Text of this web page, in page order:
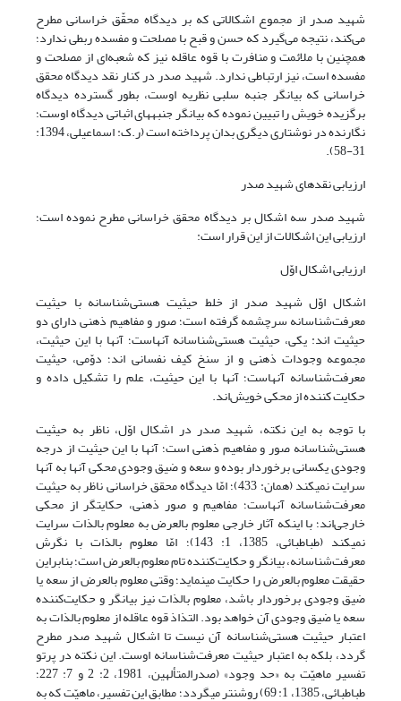
شهید صدر از مجموع اشکالاتى که بر دیدگاه محقّق خراسانی مطرح
می‌کند، نتیجه مى‌‌گیرد که حسن و قبح با مصلحت و مفسده ربطى ندارد؛
همچنین با ملائمت و منافرت با قوه عاقله نیز که شعبه‌ای از مصلحت و
مفسده است، نیز ارتباطى ندارد. شهید صدر در کنار نقد دیدگاه محقق
خراسانی که بیانگر جنبه سلبی نظریه اوست، بطور گسترده دیدگاه
برگزیده خویش را تبیین نموده که بیانگر جنبه­های اثباتی دیدگاه اوست؛
نگارنده در نوشتاری دیگری بدان پرداخته است (ر.ک: اسماعیلی، 1394:
31-58).
ارزیابی نقدهای شهید صدر
شهید صدر سه اشکال بر دیدگاه محقق خراسانی مطرح نموده است؛
ارزیابی این اشکالات از این قرار است:
ارزیابی اشکال اوّل
اشکال اوّل شهید صدر از خلط حیثیت هستی‌شناسانه با حیثیت
معرفت‌شناسانه سرچشمه گرفته است؛ صور و مفاهیم ذهنی دارای دو
حیثیت اند: یکی، حیثیت هستی‌شناسانه آنهاست؛ آنها با این حیثیت،
مجموعه وجودات ذهنی و از سنخ کیف نفسانی اند؛ دوّمی، حیثیت
معرفت‌شناسانه آنهاست؛ آنها با این حیثیت، علم را تشکیل داده و
حکایت کننده از محکی خویش‌اند.
با توجه به این نکته، شهید صدر در اشکال اوّل، ناظر به حیثیت
هستی‌شناسانه صور و مفاهیم ذهنی است؛ آنها با این حیثیت از درجه
وجودی یکسانی برخوردار بوده و سعه و ضیق وجودی محکی آنها به آنها
سرایت نمی­کند (همان: 433)؛ امّا دیدگاه محقق خراسانی ناظر به حیثیت
معرفت‌شناسانه آنهاست؛ مفاهیم و صور ذهنی، حکایت­گر از محکی
خارجی‌اند؛ با اینکه آثار خارجی معلوم بالعرض به معلوم بالذات سرایت
نمی­کند (طباطبائی، 1385، 1: 143)؛ امّا معلوم بالذات با نگرش
معرفت‌شناسانه، بیانگر و حکایت‌کننده تام معلوم بالعرض است؛ بنابراین
حقیقت معلوم بالعرض را حکایت می­نماید؛ وقتی معلوم بالعرض از سعه یا
ضیق وجودی برخوردار باشد، معلوم بالذات نیز بیانگر و حکایت‌کننده
سعه یا ضیق وجودی آن خواهد بود. التذاذ قوه عاقله از معلوم بالذات به
اعتبار حیثیت هستی‌شناسانه آن نیست تا اشکال شهید صدر مطرح
گردد، بلکه به اعتبار حیثیت معرفت‌شناسانه اوست. این نکته در پرتو
تفسیر ماهیّت به «حد وجود» (صدرالمتألهین، 1981، 2: 2 و 7: 227؛
طباطبائی، 1385، 1: 69) روشنتر می­گردد؛ مطابق این تفسیر، ماهیّت که به